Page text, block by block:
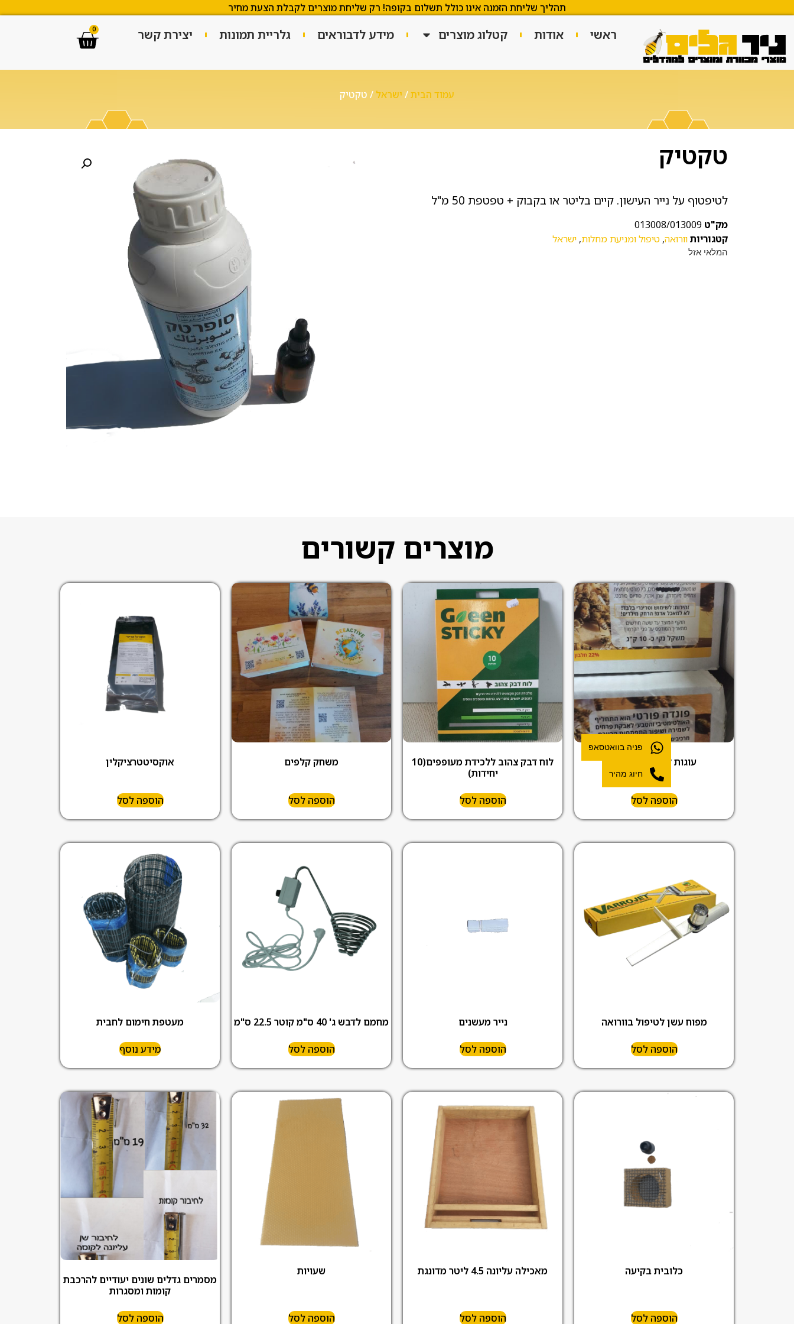
תהליך שליחת הזמנה אינו כולל תשלום בקופה! רק שליחת מוצרים לקבלת הצעת מחיר
ראשי אודות קטלוג מוצרים מידע לדבוראים גלריית תמונות יצירת קשר 0
עמוד הבית/ ישראל / טקטיק
טקטיק
לטיפטוף על נייר העישון. קיים בליטר או בקבוק + טפטפת 50 מ"ל
מק"ט 013008/013009
קטגוריותוורואה, טיפול ומניעת מחלות, ישראל
המלאי אזל
מוצרים קשורים
עוגות לחיזוק הכוורית
הוספה לסל
לוח דבק צהוב ללכידת מעופפים(10
יחידות)
הוספה לסל
משחק קלפים
הוספה לסל
אוקסיטטרציקלין
הוספה לסל
מפוח עשן לטיפול בוורואה
הוספה לסל
נייר מעשנים
הוספה לסל
מחמם לדבש ג' 40 ס"מ קוטר 22.5 ס"מ
הוספה לסל
מעטפת חימום לחבית
מידע נוסף
כלובית בקיעה
הוספה לסל
מאכילה עליונה 4.5 ליטר מדונגת
הוספה לסל
שעויות
הוספה לסל
מסמרים גדלים שונים יעודיים להרכבת
קומות ומסגרות
הוספה לסל
פניה בוואטסאפ
חיוג מהיר